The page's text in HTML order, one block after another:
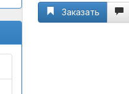
Заказать